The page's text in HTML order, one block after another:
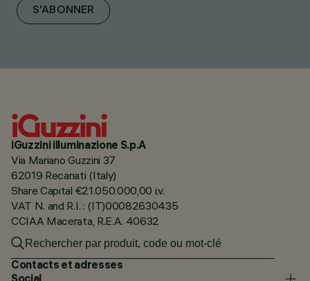
S'ABONNER
iGuzzini illuminazione S.p.A
Via Mariano Guzzini 37
62019 Recanati (Italy)
Share Capital €21.050.000,00 i.v.
VAT N. and R.I. : (IT)00082630435
CCIAA Macerata, R.E.A. 40632
Contacts et adresses